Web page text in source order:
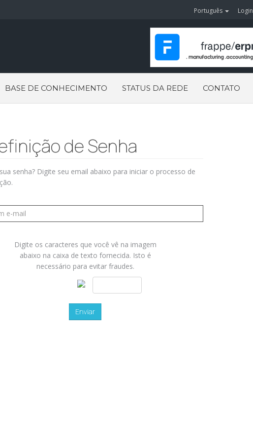
Português Login
BASE DE CONHECIMENTO STATUS DA REDE CONTATO
de Senha
senha? Digite seu email abaixo para iniciar o processo de
Digite os caracteres que você vê na imagem
abaixo na caixa de texto fornecida. Isto é
necessário para evitar fraudes.
Enviar